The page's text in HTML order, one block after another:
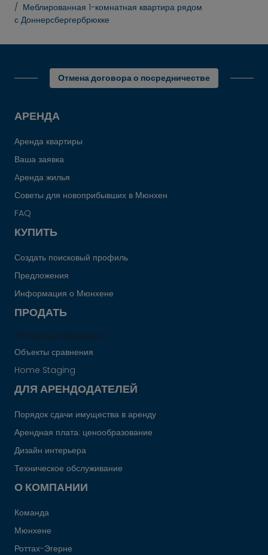
Меблированная 1-комнатная квартира рядом
с Доннерсбергербрюкке
Отмена договора о посредничестве
АРЕНДА
Аренда квартиры
Ваша заявка
Aренда жилья
Советы для новоприбывших в Мюнхен
FAQ
КУПИТЬ
Создать поисковый профиль
Предложения
Информация о Мюнхене
ПРОДАТЬ
Успешные продажи
Объекты сравнения
Home Staging
ДЛЯ АРЕНДОДАТЕЛЕЙ
Порядок сдачи имущества в аренду
Арендная плата: ценообразование
Дизайн интерьера
Техническое обслуживание
О КОМПАНИИ
Команда
Мюнхене
Роттах-Эгерне